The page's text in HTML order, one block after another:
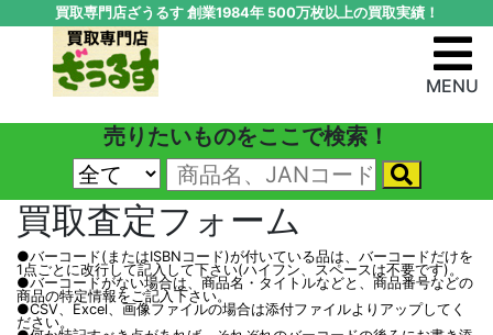
買取専門店ざうるす 創業1984年 500万枚以上の買取実績！
MENU
売りたいものをここで検索！
買取査定フォーム
●バーコード(またはISBNコード)が付いている品は、バーコードだけを
1点ごとに改行して記入して下さい(ハイフン、スペースは不要です)。
●バーコードがない場合は、商品名・タイトルなどと、商品番号などの
商品の特定情報をご記入下さい。
●CSV、Excel、画像ファイルの場合は添付ファイルよりアップしてく
ださい。